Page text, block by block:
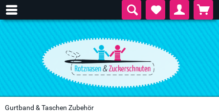
Gurtband & Taschen Zubehör